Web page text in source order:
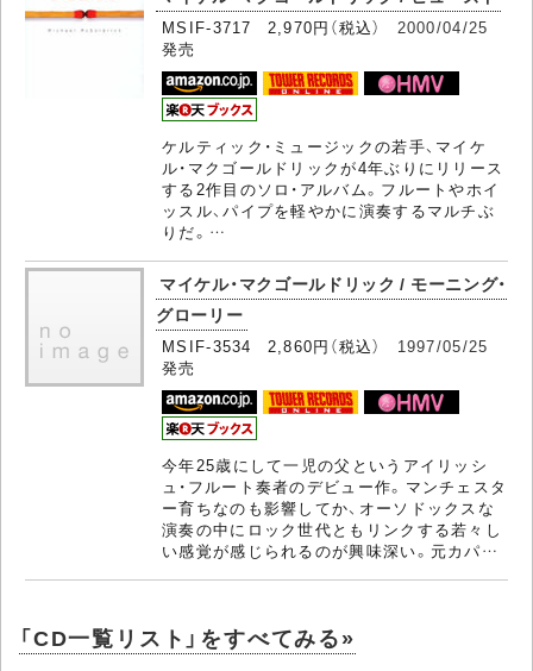
MSIF-3717 2,970円（税込） 2000/04/25
発売
ケルティック・ミュージックの若手、マイケ
ル・マクゴールドリックが4年ぶりにリリース
する2作目のソロ・アルバム。フルートやホイ
ッスル、パイプを軽やかに演奏するマルチぶ
りだ。…
マイケル・マクゴールドリック / モーニング・
グローリー
MSIF-3534 2,860円（税込） 1997/05/25
発売
今年25歳にして一児の父というアイリッシ
ュ・フルート奏者のデビュー作。マンチェスタ
ー育ちなのも影響してか、オーソドックスな
演奏の中にロック世代ともリンクする若々し
い感覚が感じられるのが興味深い。元カパ…
「CD一覧リスト」をすべてみる»